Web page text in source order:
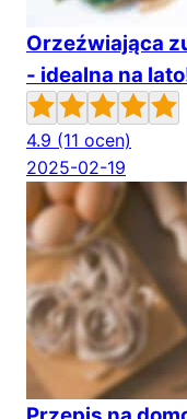
Orzeźwiająca
- idealna na
4.9 (11 ocen)
2025-02-19